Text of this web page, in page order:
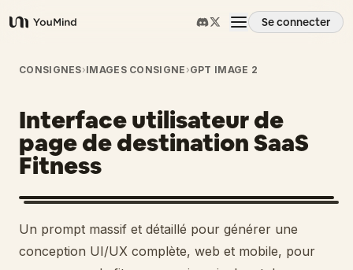
YouMind
Se connecter
Aperçu
Cas d'usage
Compétences
Invites
CONSIGNES›IMAGES CONSIGNE ›GPT IMAGE 2
Interface utilisateur de
page de destination SaaS
Fitness
Un prompt massif et détaillé pour générer une
conception UI/UX complète, web et mobile, pour